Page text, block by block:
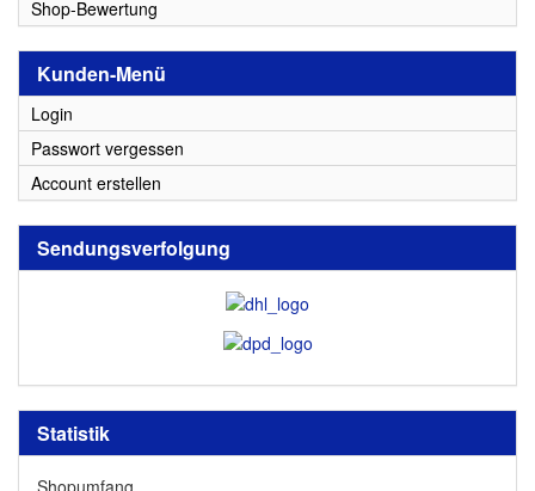
Shop-Bewertung
Kunden-Menü
Login
Passwort vergessen
Account erstellen
Sendungsverfolgung
Statistik
Shopumfang